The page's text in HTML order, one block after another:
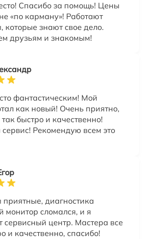
Спасибо за помощь! Цены
«по карману»! Работают
которые знают свое дело.
друзьям и знакомым!
фантастическим! Мой
как новый! Очень приятно,
быстро и качественно!
Рекомендую всем это
приятные, диагностика
монитор сломался, и я
сервисный центр. Мастера все
и качественно, спасибо!